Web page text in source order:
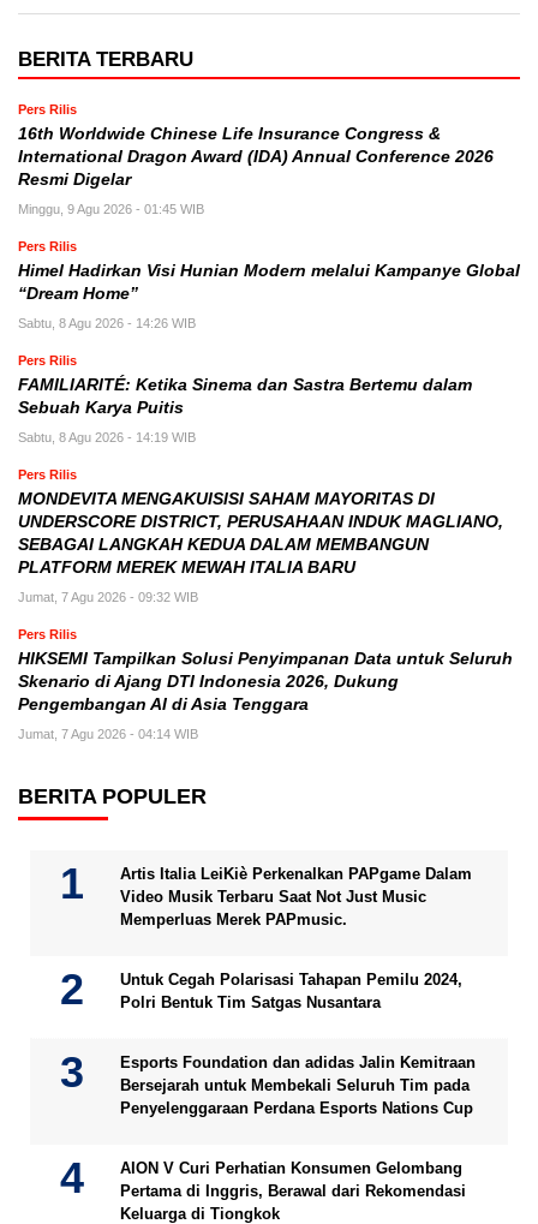
BERITA TERBARU
Pers Rilis
16th Worldwide Chinese Life Insurance Congress &
International Dragon Award (IDA) Annual Conference 2026
Resmi Digelar
Minggu, 9 Agu 2026 - 01:45 WIB
Pers Rilis
Himel Hadirkan Visi Hunian Modern melalui Kampanye Global
“Dream Home”
Sabtu, 8 Agu 2026 - 14:26 WIB
Pers Rilis
FAMILIARITÉ: Ketika Sinema dan Sastra Bertemu dalam
Sebuah Karya Puitis
Sabtu, 8 Agu 2026 - 14:19 WIB
Pers Rilis
MONDEVITA MENGAKUISISI SAHAM MAYORITAS DI
UNDERSCORE DISTRICT, PERUSAHAAN INDUK MAGLIANO,
SEBAGAI LANGKAH KEDUA DALAM MEMBANGUN
PLATFORM MEREK MEWAH ITALIA BARU
Jumat, 7 Agu 2026 - 09:32 WIB
Pers Rilis
HIKSEMI Tampilkan Solusi Penyimpanan Data untuk Seluruh
Skenario di Ajang DTI Indonesia 2026, Dukung
Pengembangan AI di Asia Tenggara
Jumat, 7 Agu 2026 - 04:14 WIB
BERITA POPULER
Artis Italia LeiKiè Perkenalkan PAPgame Dalam
Video Musik Terbaru Saat Not Just Music
Memperluas Merek PAPmusic.
Untuk Cegah Polarisasi Tahapan Pemilu 2024,
Polri Bentuk Tim Satgas Nusantara
Esports Foundation dan adidas Jalin Kemitraan
Bersejarah untuk Membekali Seluruh Tim pada
Penyelenggaraan Perdana Esports Nations Cup
AION V Curi Perhatian Konsumen Gelombang
Pertama di Inggris, Berawal dari Rekomendasi
Keluarga di Tiongkok